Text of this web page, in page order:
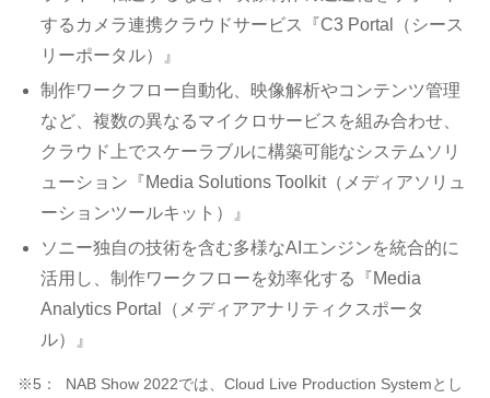
するカメラ連携クラウドサービス『C3 Portal（シース
リーポータル）』
制作ワークフロー自動化、映像解析やコンテンツ管理
など、複数の異なるマイクロサービスを組み合わせ、
クラウド上でスケーラブルに構築可能なシステムソリ
ューション『Media Solutions Toolkit（メディアソリュ
ーションツールキット）』
ソニー独自の技術を含む多様なAIエンジンを統合的に
活用し、制作ワークフローを効率化する『Media
Analytics Portal（メディアアナリティクスポータ
ル）』
※5：
NAB Show 2022では、Cloud Live Production Systemとし